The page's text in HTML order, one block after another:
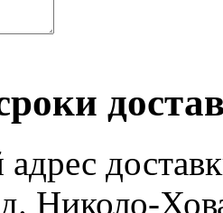
Николо-